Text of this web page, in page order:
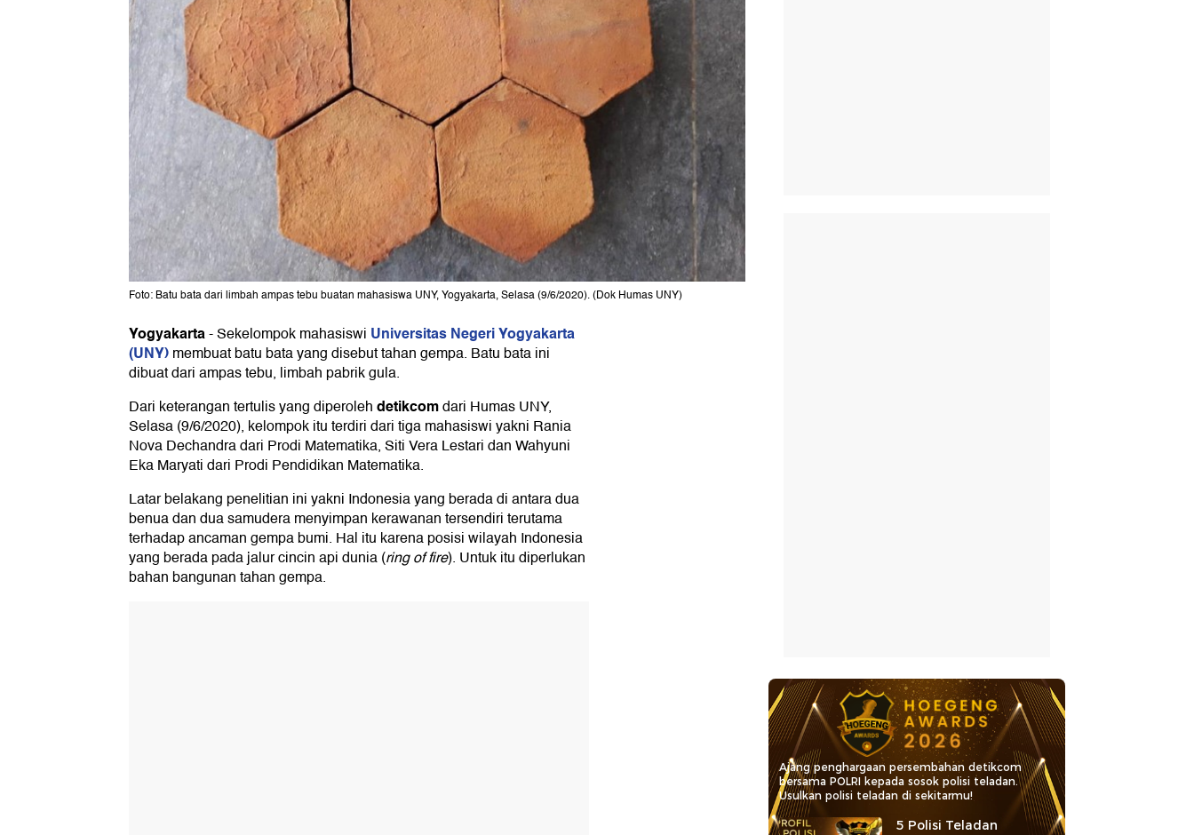
Foto: Batu bata dari limbah ampas tebu buatan mahasiswa UNY, Yogyakarta, Selasa (9/6/2020). (Dok Humas UNY)
Yogyakarta-Sekelompok mahasiswi Universitas Negeri Yogyakarta
(UNY)membuat batu bata yang disebut tahan gempa. Batu bata ini
dibuat dari ampas tebu, limbah pabrik gula.
Dari keterangan tertulis yang diperolehdetikcomdari Humas UNY,
Selasa (9/6/2020), kelompok itu terdiri dari tiga mahasiswi yakni Rania
Nova Dechandra dari Prodi Matematika, Siti Vera Lestari dan Wahyuni
Eka Maryati dari Prodi Pendidikan Matematika.
Latar belakang penelitian ini yakni Indonesia yang berada di antara dua
benua dan dua samudera menyimpan kerawanan tersendiri terutama
terhadap ancaman gempa bumi. Hal itu karena posisi wilayah Indonesia
yang berada pada jalur cincin api dunia (ring of fire). Untuk itu diperlukan
bahan bangunan tahan gempa.
Ajang penghargaan persembahan detikcom
bersama POLRI kepada sosok polisi teladan.
Usulkan polisi teladan di sekitarmu!
5 Polisi Teladan